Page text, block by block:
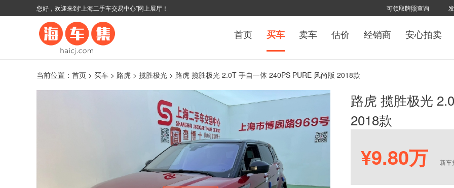
您好，欢迎来到“上海二手车交易中心”网上展厅！ 可领取牌照查询
首页 买车 卖车 估价 经销商 安心拍卖
当前位置： 首页 > 买车 > 路虎 > 揽胜极光 > 路虎 揽胜极光 2.0T 手自一体 240PS PURE 风尚版 2018款
路虎 揽胜极光
2018款
¥9.80万 新车